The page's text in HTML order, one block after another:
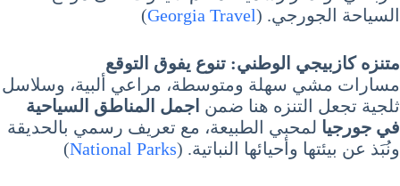
السياحة الجورجي. (Georgia Travel
)
متنزه كازبيجي الوطني: تنوع يفوق التوقع
مسارات مشي سهلة ومتوسطة، مراعي ألبية، وسلاسل
ثلجية تجعل التنزه هنا ضمن اجمل المناطق السياحية
في جورجيا لمحبي الطبيعة، مع تعريف رسمي بالحديقة
ونُبَذ عن بيئتها وأحيائها النباتية. (National Parks
)